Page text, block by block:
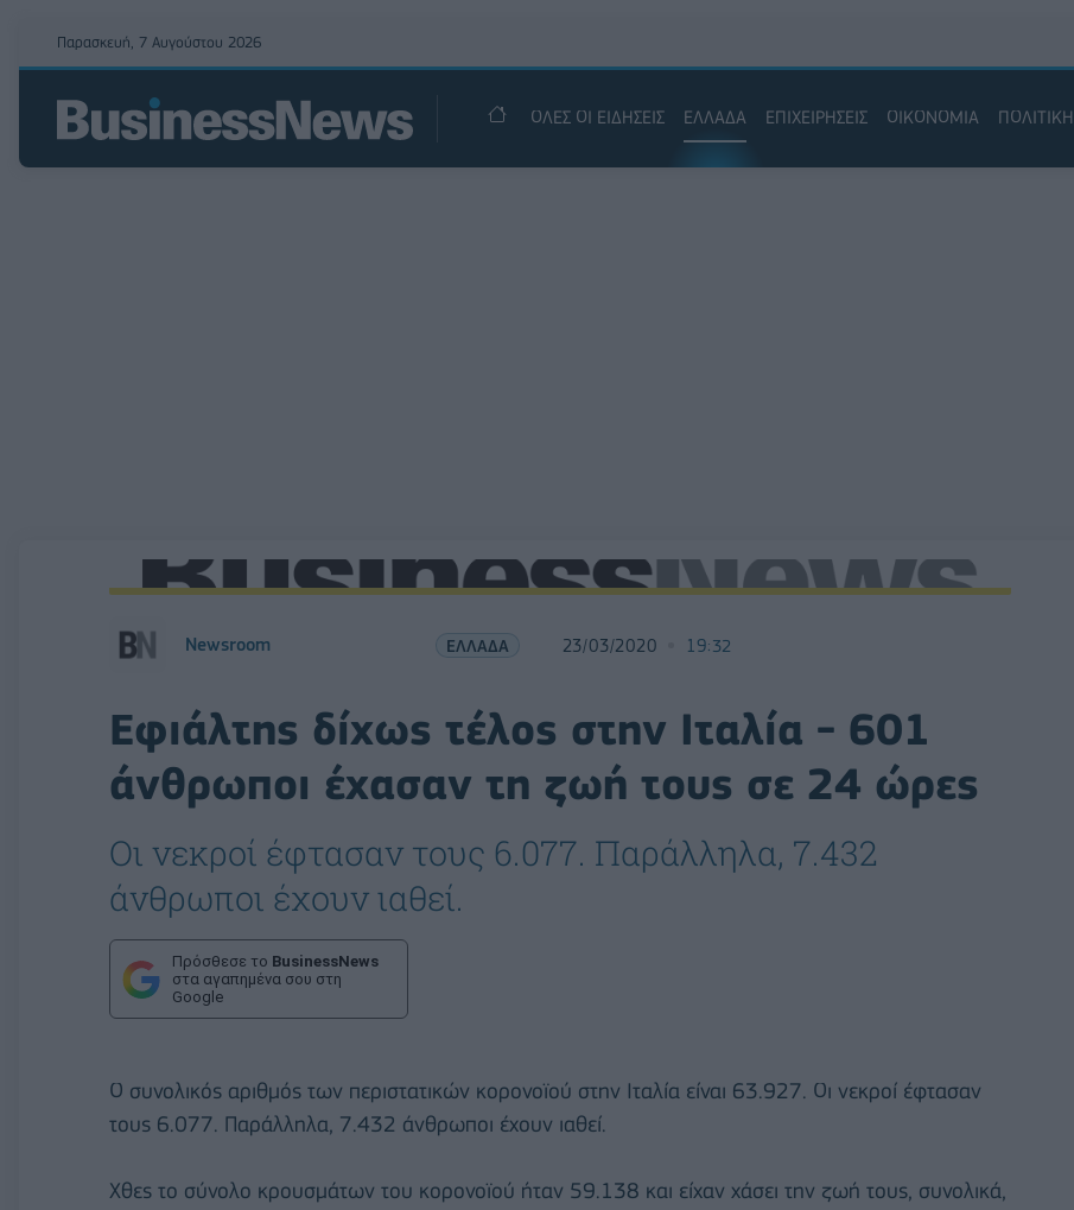
Παρασκευή, 7 Αυγούστου 2026
ΟΛΕΣ ΟΙ ΕΙΔΗΣΕΙΣ ΕΛΛΑΔΑ ΕΠΙΧΕΙΡΗΣΕΙΣ ΟΙΚΟΝΟΜΙΑ ΠΟΛΙΤΙΚΗ
Newsroom ΕΛΛΑΔΑ 23/03/2020 19:32
Εφιάλτης δίχως τέλος στην Ιταλία - 601
άνθρωποι έχασαν τη ζωή τους σε 24 ώρες
Οι νεκροί έφτασαν τους 6.077. Παράλληλα, 7.432
άνθρωποι έχουν ιαθεί.
Πρόσθεσε το BusinessNews
στα αγαπημένα σου στη
Google
Ο συνολικός αριθμός των περιστατικών κορονοϊού στην Ιταλία είναι 63.927. Οι νεκροί έφτασαν
τους 6.077. Παράλληλα, 7.432 άνθρωποι έχουν ιαθεί.
Χθες το σύνολο κρουσμάτων του κορονοϊού ήταν 59.138 και είχαν χάσει την ζωή τους, συνολικά,